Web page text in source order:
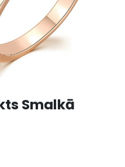
Smalkā